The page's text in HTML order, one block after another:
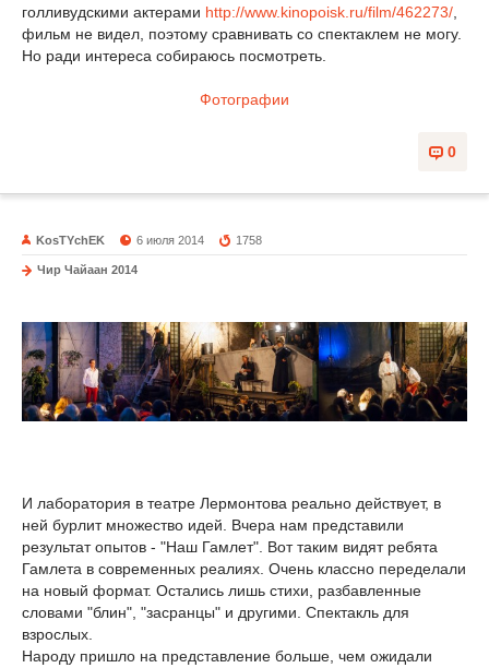
голливудскими актерами http://www.kinopoisk.ru/film/462273/
фильм не видел, поэтому сравнивать со спектаклем не могу.
Но ради интереса собираюсь посмотреть.
Фотографии
0
KosTYchEK 6 июля 2014 1758
Чир Чайаан 2014
И лаборатория в театре Лермонтова реально действует, в
ней бурлит множество идей. Вчера нам представили
результат опытов - "Наш Гамлет". Вот таким видят ребята
Гамлета в современных реалиях. Очень классно переделали
на новый формат. Остались лишь стихи, разбавленные
словами "блин", "засранцы" и другими. Спектакль для
взрослых.
Народу пришло на представление больше, чем ожидали